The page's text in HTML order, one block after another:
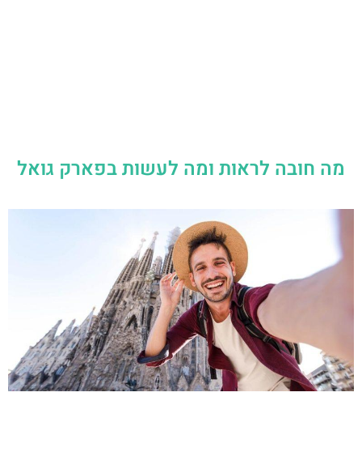
מה חובה לראות ומה לעשות בפארק גואל